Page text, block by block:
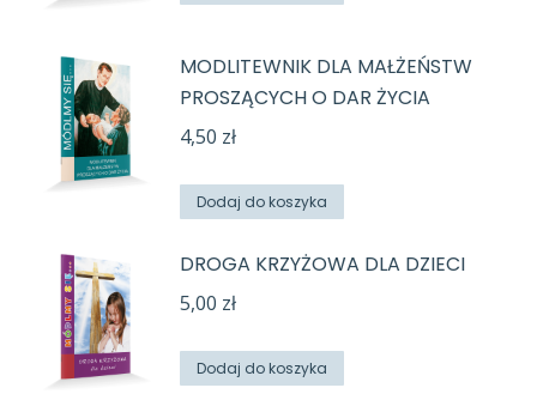
MODLITEWNIK DLA MAŁŻEŃSTW
PROSZĄCYCH O DAR ŻYCIA
4,50 zł
Dodaj do koszyka
DROGA KRZYŻOWA DLA DZIECI
5,00 zł
Dodaj do koszyka